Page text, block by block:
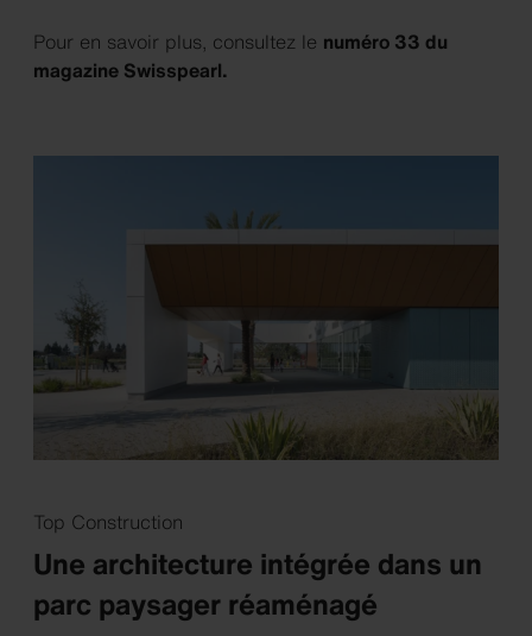
Pour en savoir plus, consultez le numéro 33 du
magazine Swisspearl.
Top Construction
Une architecture intégrée dans un
parc paysager réaménagé